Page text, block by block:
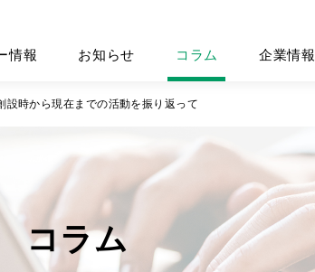
情報 お知らせ コラム 企業情報
時から現在までの活動を振り返って
コラム